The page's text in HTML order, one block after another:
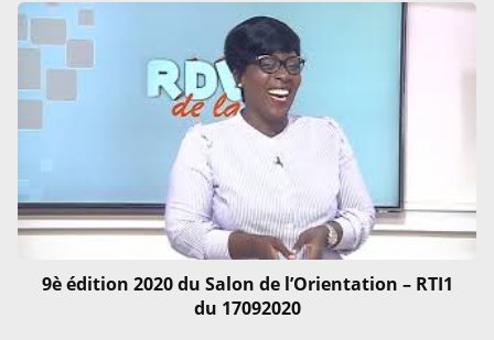
9è édition 2020 du Salon de l’Orientation – RTI1
du 17092020